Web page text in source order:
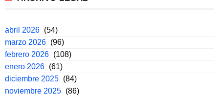
abril 2026 (54)
marzo 2026 (96)
febrero 2026 (108)
enero 2026 (61)
diciembre 2025 (84)
noviembre 2025 (86)